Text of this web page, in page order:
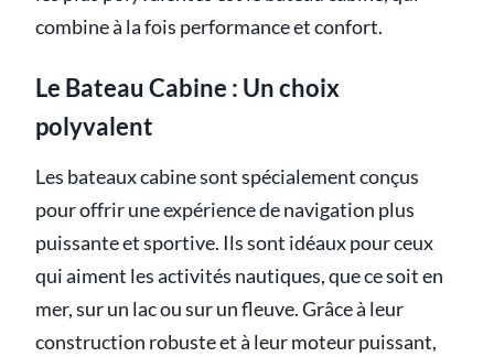
combine à la fois performance et confort.
Le Bateau Cabine : Un choix
polyvalent
Les bateaux cabine sont spécialement conçus
pour offrir une expérience de navigation plus
puissante et sportive. Ils sont idéaux pour ceux
qui aiment les activités nautiques, que ce soit en
mer, sur un lac ou sur un fleuve. Grâce à leur
construction robuste et à leur moteur puissant,